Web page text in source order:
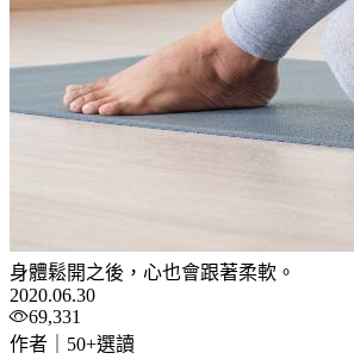
身體鬆開之後，心也會跟著柔軟。
2020.06.30
69,331
作者｜50+選讀